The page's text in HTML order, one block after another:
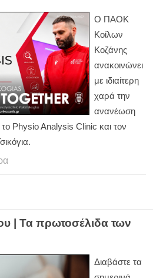
Ο ΠΑΟΚ
Κοίλων
Κοζάνης
ανακοινώνει
με ιδιαίτερη
χαρά την
ανανέωση
Physio Analysis Clinic και τον
| Τα πρωτοσέλιδα των
Διαβάστε τα